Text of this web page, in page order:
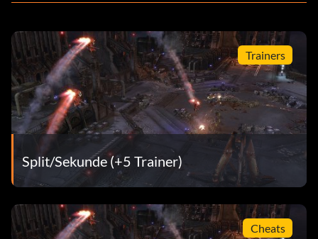
Zielsetzung: Gewinne dein erstes Rennereignis.
Eliminator
Belohnung: 10 Punkte
Zielsetzung: Gewinne dein erstes Ausscheidungsrennen.
Einschalten
Trainers
Split/Sekunde (+5 Trainer)
Cheats